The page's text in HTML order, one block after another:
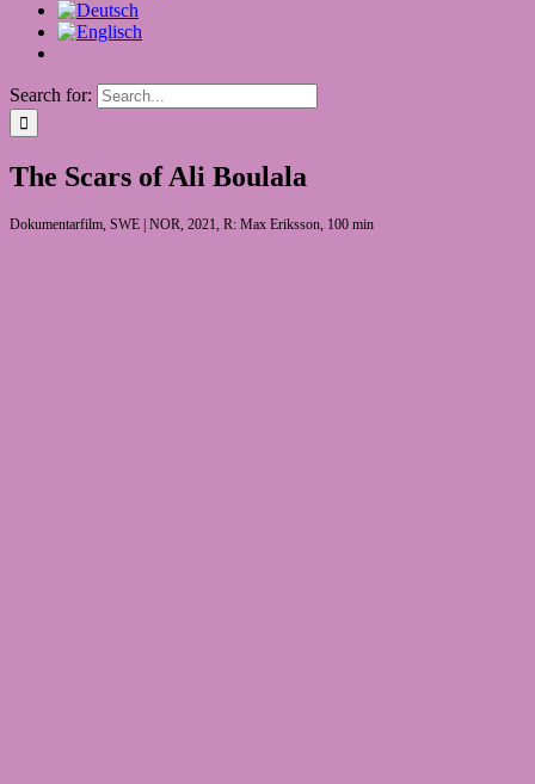
Search for:
The Scars of Ali Boulala
Dokumentarfilm, SWE | NOR, 2021, R: Max Eriksson, 100 min